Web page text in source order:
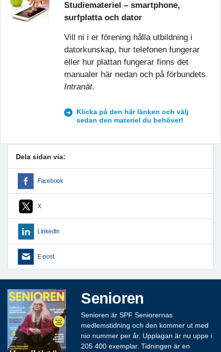
Studiemateriel – smartphone,
surfplatta och dator
Vill ni i er förening hålla utbildning i
datorkunskap, hur telefonen fungerar
eller hur plattan fungerar finns det
manualer här nedan och på förbundets
Intranät.
Klicka på den här länken och välj
sedan den materiel du behöver!
Dela sidan via:
Facebook
X
LinkedIn
E-post
Senioren
Senioren är SPF Seniorernas
medlemstidning och den kommer ut med
nio nummer per år. Upplagan är nu uppe i
205 400 exemplar. Tidningen är en